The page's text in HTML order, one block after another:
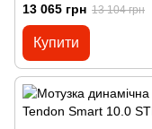
13 065 грн 13 104 грн
Купити